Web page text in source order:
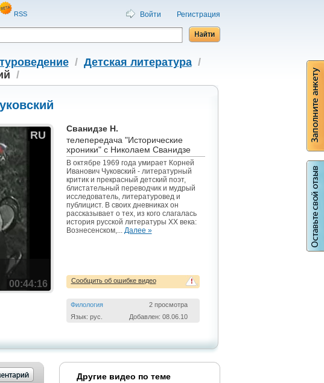
RSS Войти Регистрация
/ Детская литература/
/
RU
00:44:16
Сванидзе Н.
телепередача "Исторические
хроники" с Николаем Сванидзе
В октябре 1969 года умирает Корней
Иванович Чуковский - литературный
критик и прекрасный детский поэт,
блистательный переводчик и мудрый
исследователь, литературовед и
публицист. В своих дневниках он
рассказывает о тех, из кого слагалась
история русской литературы XX века:
Вознесенском,... Далее »
!
Сообщить об ошибке видео
Филология
2 просмотра
Язык: рус.
Добавлен: 08.06.10
Другие видео по теме